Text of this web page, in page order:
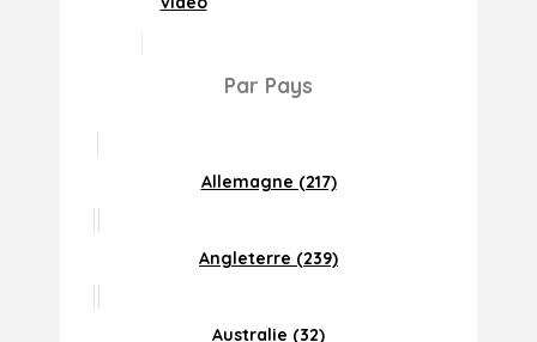
Par Pays
Allemagne (217)
Angleterre (239)
Australie (32)